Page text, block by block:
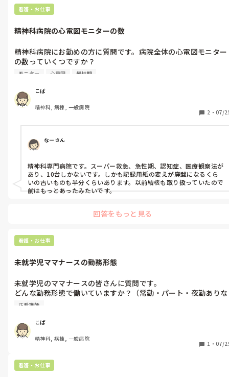
看護・お仕事
精神科病院の心電図モニターの数
精神科病院にお勤めの方に質問です。病院全体の心電図モニター
の数っていくつですか？
病床数の規模や、急性期か慢性期かなどにもよると思いますが、
一般科から転職したので最初びっくりしました。
モニター 心電図 慢性期
こば
精神科, 病棟, 一般病院
2 ・ 07/
なーさん
精神科専門病院です。スーパー救急、急性期、認知症、医療観察法が
あり、10台しかないです。しかも記録用紙の変えが廃盤になるくら
いの古いものも半分くらいあります。以前結核も取り扱っていたので
前はもっとあったみたいです。
回答をもっと見る
看護・お仕事
未就学児ママナースの勤務形態
未就学児のママナースの皆さんに質問です。
どんな勤務形態で働いていますか？（常勤・パート・夜勤ありな
し など）
があれば教えていただきたいです！
これから働き方を見直そうか悩んでいるので、リアルな声を聞か
せてもらえたらうれしいです。
正看護師
こば
精神科, 病棟, 一般病院
1 ・ 07/
看護・お仕事